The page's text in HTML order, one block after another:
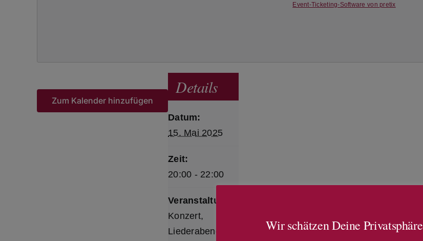
Event-Ticketing-Software von pretix
Zum Kalender hinzufügen
Details
Datum:
15. Mai 2025
Zeit:
20:00 - 22:00
Veranstaltungskategorien:
Konzert,
Liederabend
Wir schätzen Deine Privatsphäre